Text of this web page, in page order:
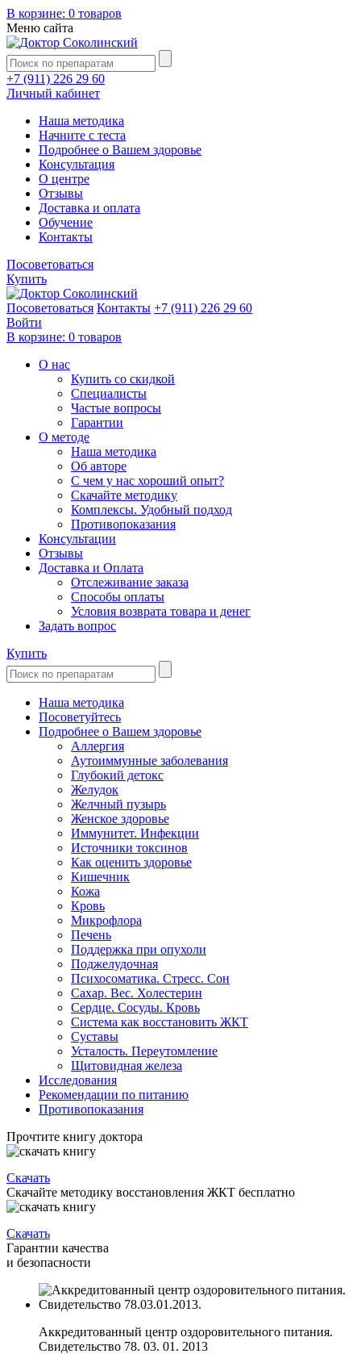
В корзине: 0 товаров
Меню сайта
+7 (911) 226 29 60
Личный кабинет
Наша методика
Начните с теста
Подробнее о Вашем здоровье
Консультация
О центре
Отзывы
Доставка и оплата
Обучение
Контакты
Посоветоваться
Купить
Посоветоваться Контакты +7 (911) 226 29 60
Войти
В корзине: 0 товаров
О нас
Купить со скидкой
Специалисты
Частые вопросы
Гарантии
О методе
Наша методика
Об авторе
С чем у нас хороший опыт?
Скачайте методику
Комплексы. Удобный подход
Противопоказания
Консультации
Отзывы
Доставка и Оплата
Отслеживание заказа
Способы оплаты
Условия возврата товара и денег
Задать вопрос
Купить
Наша методика
Посоветуйтесь
Подробнее о Вашем здоровье
Аллергия
Аутоиммунные заболевания
Глубокий детокс
Желудок
Желчный пузырь
Женское здоровье
Иммунитет. Инфекции
Источники токсинов
Как оценить здоровье
Кишечник
Кожа
Кровь
Микрофлора
Печень
Поддержка при опухоли
Поджелудочная
Психосоматика. Стресс. Сон
Сахар. Вес. Холестерин
Сердце. Сосуды. Кровь
Система как восстановить ЖКТ
Суставы
Усталость. Переутомление
Щитовидная железа
Исследования
Рекомендации по питанию
Противопоказания
Прочтите книгу доктора
Скачать
Скачайте методику восстановления ЖКТ бесплатно
Скачать
Гарантии качества
и безопасности
Аккредитованный центр оздоровительного питания.
Свидетельство 78. 03. 01. 2013